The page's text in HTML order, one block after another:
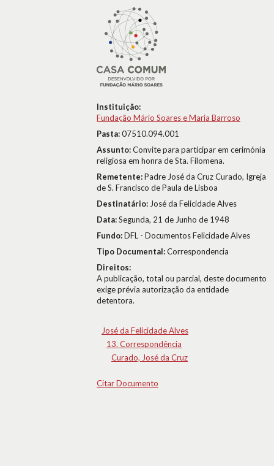
Instituição:
Fundação Mário Soares e Maria Barroso
Pasta:07510.094.001
Assunto:Convite para participar em cerimónia
religiosa em honra de Sta. Filomena.
Remetente:Padre José da Cruz Curado, Igreja
de S. Francisco de Paula de Lisboa
Destinatário: José da Felicidade Alves
Data:Segunda, 21 de Junho de 1948
Fundo:DFL - Documentos Felicidade Alves
Tipo Documental:Correspondencia
Direitos:
A publicação, total ou parcial, deste documento
exige prévia autorização da entidade
detentora.
José da Felicidade Alves
13. Correspondência
Curado, José da Cruz
Citar Documento